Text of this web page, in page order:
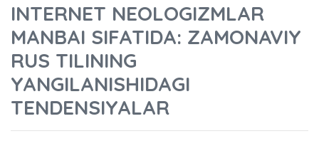
INTERNET NEOLOGIZMLAR
MANBAI SIFATIDA: ZAMONAVIY
RUS TILINING
YANGILANISHIDAGI
TENDENSIYALAR